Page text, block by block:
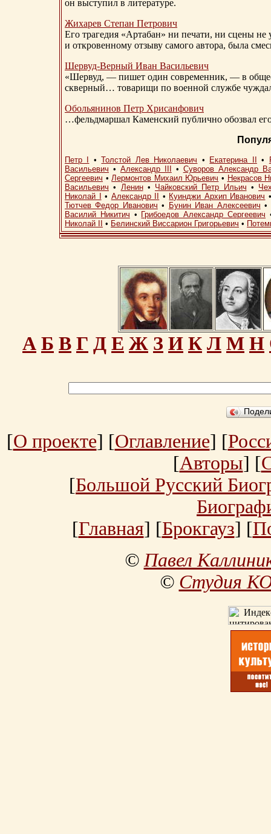
он выступил в литературе.
Жихарев Степан Петрович
Его трагедия «Артабан» ни печати, ни сцены
и откровенному отзыву самого автора, была
Шервуд-Верный Иван Васильевич
«Шервуд, — пишет один современник, — в
скверный… товарищи по военной службе
Обольянинов Петр Хрисанфович
…фельдмаршал Каменский публично обозвал
Петр I •Толстой Лев Николаевич • Екатерина II •
Васильевич • Александр III • Суворов Александр
Сергеевич •Лермонтов Михаил Юрьевич • Некрасов
Васильевич • Ленин• Чайковский Петр Ильич •
Николай I
• Александр II • Куинджи Архип Иванович
Тютчев Федор Иванович • Бунин Иван Алексеевич •
Василий Никитич • Грибоедов Александр Сергеевич
Николай II
• Белинский Виссарион Григорьевич •
А Б В Г Д Е Ж З И К Л М Н
[О проекте] [Оглавление] [
[Авторы] [
[Большой Русский
[Главная] [Брокгауз] [
©Павел
© Студия